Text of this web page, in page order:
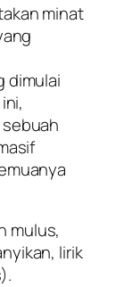
minat
dimulai
mulus,
lirik